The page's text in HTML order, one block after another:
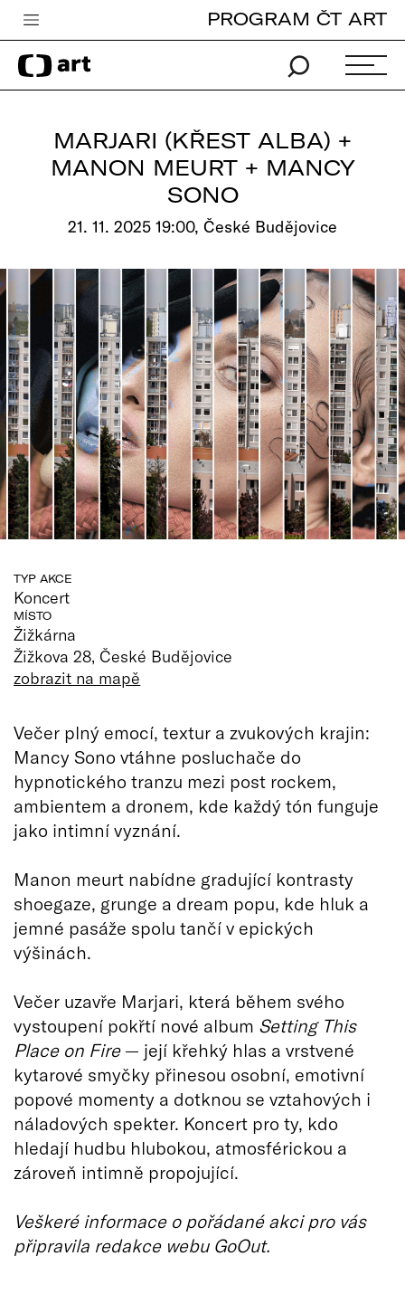
Česká televize
Zpravodajství
iVysílání
edu
Vše o ČT
PROGRAM ČT ART
MARJARI (KŘEST ALBA) +
MANON MEURT + MANCY
SONO
21. 11. 2025 19:00, České Budějovice
TYP AKCE
Koncert
MÍSTO
Žižkárna
Žižkova 28, České Budějovice
zobrazit na mapě
Večer plný emocí, textur a zvukových krajin:
Mancy Sono vtáhne posluchače do
hypnotického tranzu mezi post rockem,
ambientem a dronem, kde každý tón funguje
jako intimní vyznání.
Manon meurt nabídne gradující kontrasty
shoegaze, grunge a dream popu, kde hluk a
jemné pasáže spolu tančí v epických
výšinách.
Večer uzavře Marjari, která během svého
vystoupení pokřtí nové album Setting This
Place on Fire— její křehký hlas a vrstvené
kytarové smyčky přinesou osobní, emotivní
popové momenty a dotknou se vztahových i
náladových spekter. Koncert pro ty, kdo
hledají hudbu hlubokou, atmosférickou a
zároveň intimně propojující.
Veškeré informace o pořádané akci pro vás
připravila redakce webu GoOut.